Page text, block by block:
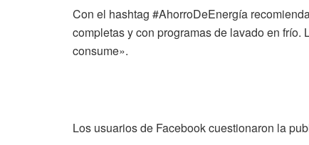
Con el hashtag #AhorroDeEnergía
completas y con programas de lavado en
consume».
Los usuarios de Facebook cuestionaron la